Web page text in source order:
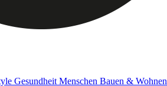
Gesundheit Menschen Bauen & Wohnen